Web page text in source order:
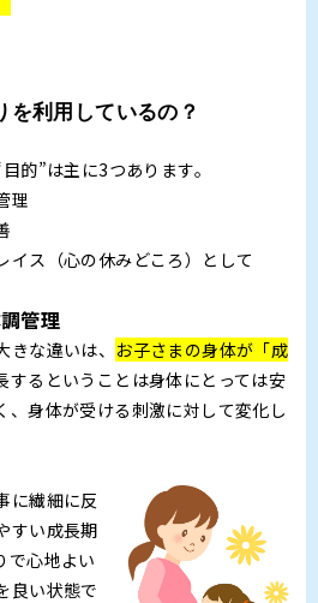
を利用しているの？
的”は主に3つあります。
理
イス（心の休みどころ）として
管理
な違いは、 お子さまの身体が「成
するということは身体にとっては安
、身体が受ける刺激に対して変化し
に繊細に反
すい成長期
で心地よい
良い状態で